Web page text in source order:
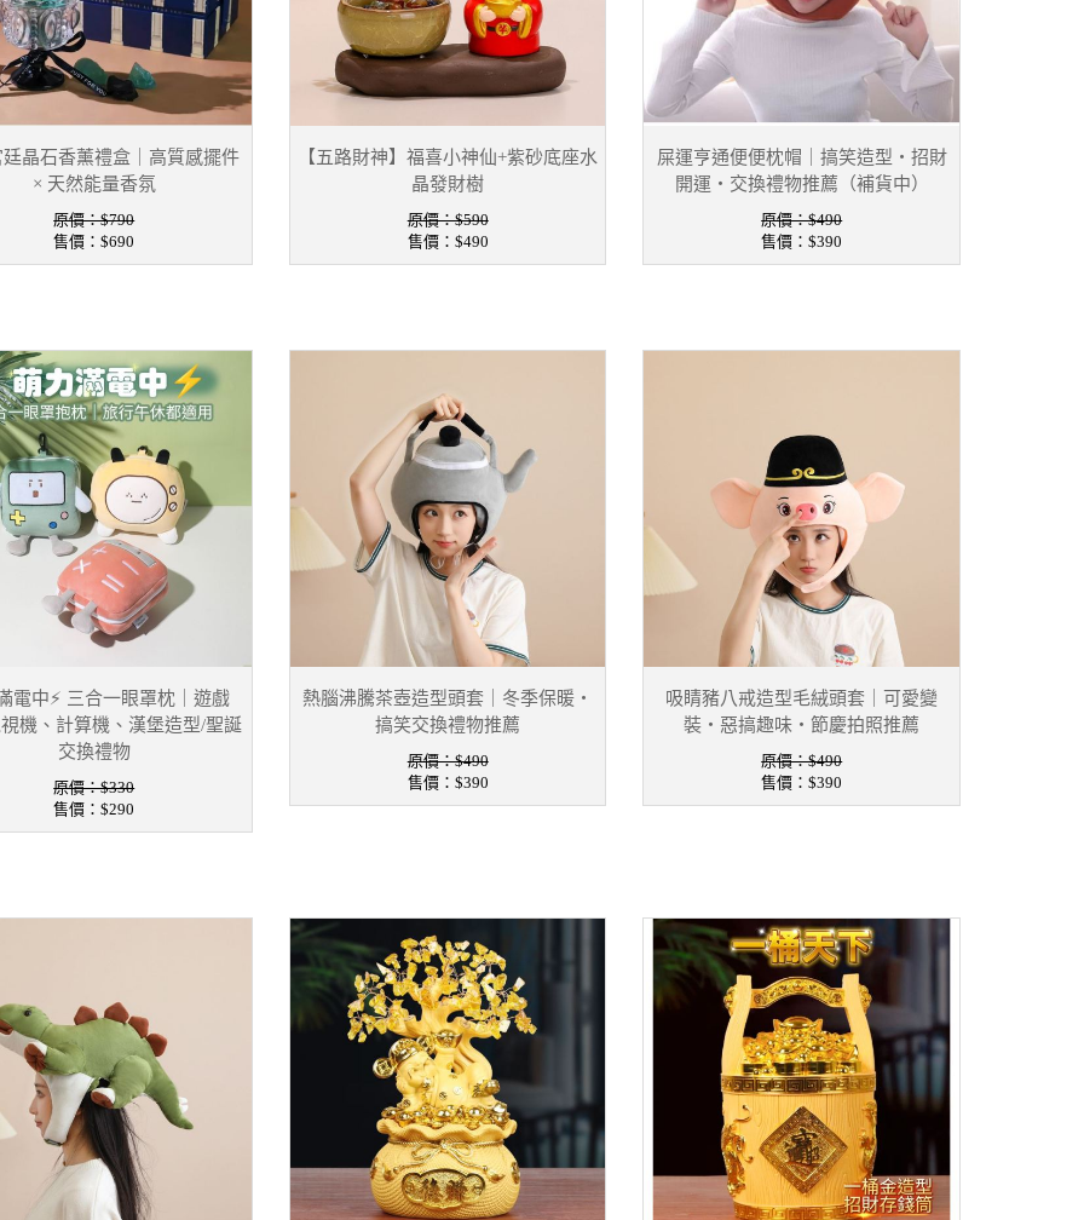
晶石香薰禮盒｜高質感擺件
× 天然能量香氛
原價：$790
售價：$690
【五路財神】福喜小神仙+紫砂底座水
晶發財樹
原價：$590
售價： $490
屎運亨通便便枕帽｜搞笑造型・招財
開運・交換禮物推薦（補貨中）
原價：$490
售價：$390
電中⚡ 三合一眼罩枕｜遊戲
機、計算機、漢堡造型/聖誕
交換禮物
原價：$330
售價：$290
熱腦沸騰茶壺造型頭套｜冬季保暖・
搞笑交換禮物推薦
原價：$490
售價： $390
吸睛豬八戒造型毛絨頭套｜可愛變
裝・惡搞趣味・節慶拍照推薦
原價：$490
售價：$390